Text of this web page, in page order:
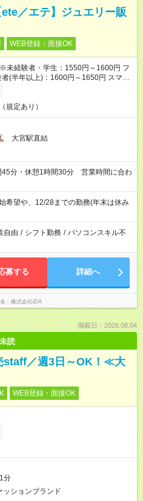
／エテ】ジュエリー販
WEB登録・面接OK
経験者・学生：1550円～1600円 フ
(半年以上)：1600円～1650円 スマホ
スあり
規定あり）
大宮駅直結
望や、12/28までの勤務(年末は休み
自由 / シフト勤務 / パソコンスキル不
募する 詳細へ
株式会社iDA
掲載日：2026.08.04
未読
staff／週3日～OK！≪大
WEB登録・面接OK
分
ッションブランド